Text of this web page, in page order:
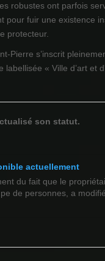
robustes ont parfois
pour fuir une existence
protecteur.
Pierre s’inscrit
« Ville d’art et
son statut.
actuellement
du fait que le
de personnes, a